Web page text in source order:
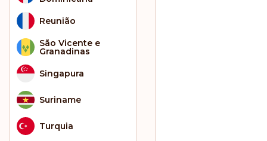
Reunião
São Vicente e
Granadinas
Singapura
Suriname
Turquia